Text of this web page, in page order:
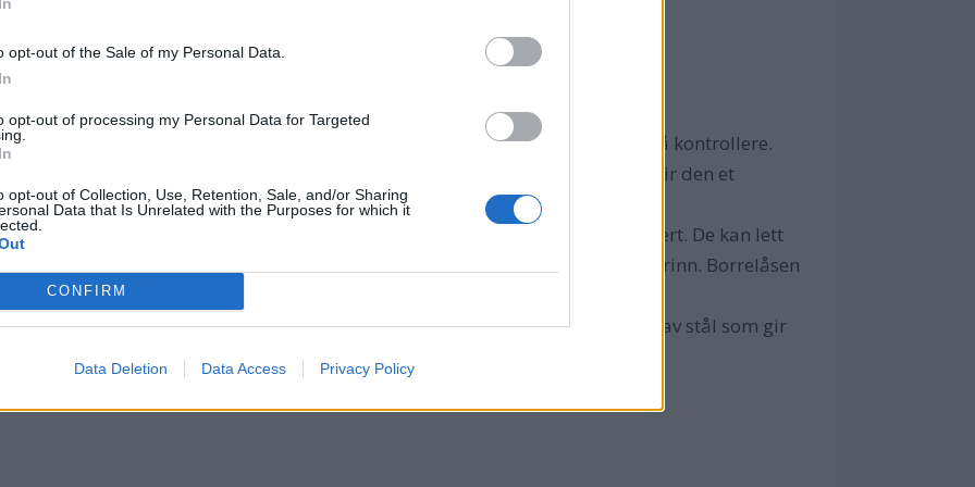
opt-out of the Sale of my Personal Data.
opt-out of processing my Personal Data for Targeted
opt-out of Collection, Use, Retention, Sale, and/or Sharing
Data that Is Unrelated with the Purposes for which it
CONFIRM
Data Deletion Data Access Privacy Policy
godt grep og pris.
og går jevnt mot underlaget. Den har også ”vinkelslipergrep” og er lett å kontrollere.
tak, slik at den blir vanskelig å håndtere. Med jevn gange og lite vibrasjon gir den et
av poleringsmiddel og polering.
og gjennom hele hastighetsregisteret. Bryterne er hensiktsmessig plassert. De kan lett
Hastigheten reguleres trinnløst og kan låses mot for høy hastighet i seks trinn. Borrelåsen
testmaskin løsnet limet som fester borrelåsen til underlagskiven.
i ulik hardhetsgrad samt en lammeullsrondell. Settet leveres i en koffert av stål som gir
med en vekt på kun 2,5 kilo.